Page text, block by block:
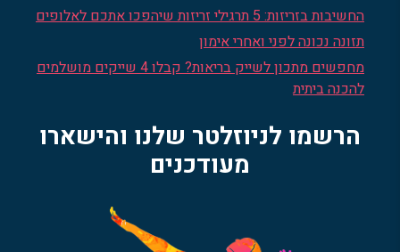
החשיבות בזריזות: 5 תרגילי זריזות שיהפכו אתכם לאלופים
תזונה נכונה לפני ואחרי אימון
מחפשים מתכון לשייק בריאות? קבלו 4 שייקים מושלמים
להכנה ביתית
הרשמו לניוזלטר שלנו והישארו
מעודכנים